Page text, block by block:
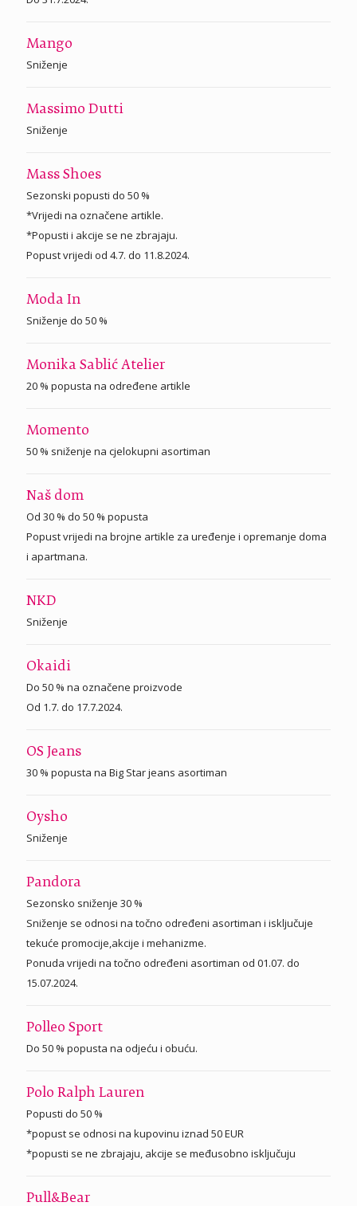
Mango
Sniženje
Massimo Dutti
Sniženje
Mass Shoes
Sezonski popusti do 50 %
*Vrijedi na označene artikle.
*Popusti i akcije se ne zbrajaju.
Popust vrijedi od 4.7. do 11.8.2024.
Moda In
Sniženje do 50 %
Monika Sablić Atelier
20 % popusta na određene artikle
Momento
50 % sniženje na cjelokupni asortiman
Naš dom
Od 30 % do 50 % popusta
Popust vrijedi na brojne artikle za uređenje i opremanje doma
i apartmana.
NKD
Sniženje
Okaidi
Do 50 % na označene proizvode
Od 1.7. do 17.7.2024.
OS Jeans
30 % popusta na Big Star jeans asortiman
Oysho
Sniženje
Pandora
Sezonsko sniženje 30 %
Sniženje se odnosi na točno određeni asortiman i isključuje
tekuće promocije,akcije i mehanizme.
Ponuda vrijedi na točno određeni asortiman od 01.07. do
15.07.2024.
Polleo Sport
Do 50 % popusta na odjeću i obuću.
Polo Ralph Lauren
Popusti do 50 %
*popust se odnosi na kupovinu iznad 50 EUR
*popusti se ne zbrajaju, akcije se međusobno isključuju
Pull&Bear